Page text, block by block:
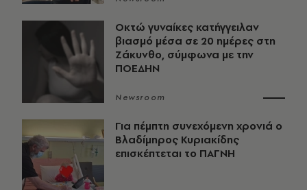
Οκτώ γυναίκες κατήγγειλαν
βιασμό μέσα σε 20 ημέρες στη
Ζάκυνθο, σύμφωνα με την
ΠΟΕΔΗΝ
Newsroom
Για πέμπτη συνεχόμενη χρονιά ο
Βλαδίμηρος Κυριακίδης
επισκέπτεται το ΠΑΓΝΗ